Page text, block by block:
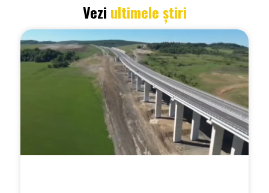
Vezi ultimele știri